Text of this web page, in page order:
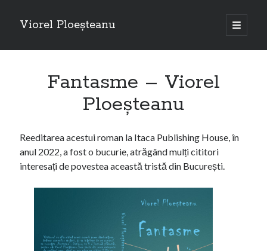
Viorel Ploeșteanu
open
primary
Sidebar
Articole recente
Câteva rânduri despre piesa de teatru “Emigranții”, autor Viorel
Emigranții – Piesă de teatru de Viorel Ploeșteanu
Emigranții (teatru) – Viorel Ploeșteanu
Fantasme – Viorel
Ploeșteanu
Reeditarea acestui roman la Itaca Publishing House, în
anul 2022, a fost o bucurie, atrăgând mulți cititori
interesați de povestea această tristă din București.